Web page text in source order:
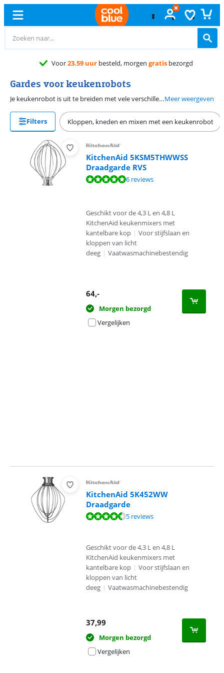
Voor23.59 uurbesteld, morgen gratisbezorgd
Gardes voor keukenrobots
Je keukenrobot is uit te breiden met vele verschillende accessoires. Eén van die keukenrobot accessoires is de garde, ook wel draadgarde genoemd. Je gebruikt de garde voor het maken van bijvoorbeeld meringue, botercrème of slagroom. Let bij de aanschaf van een garde wel op of hij geschikt is voor jouw model keukenrobot.Meer weergeven
Filters Kloppen, kneden en mixen met een keukenrobot
KitchenAid 5KSM5THWWSS
Draadgarde RVS
Beoordeling is 10 van de 10, gebaseerd op 6 reviews.
6 reviews
Geschikt voor de 4,3 L en 4,8 L
KitchenAid keukenmixers met
kantelbare kop | Voor stijfslaan en
kloppen van licht
deeg | Vaatwasmachinebestendig
64,-
Morgen bezorgd
Vergelijken
KitchenAid 5K452WW
Draadgarde
Beoordeling is 9,0 van de 10, gebaseerd op 5 reviews.
5 reviews
Geschikt voor de 4,3 L en 4,8 L
KitchenAid keukenmixers met
kantelbare kop | Voor stijfslaan en
kloppen van licht
deeg | Vaatwasmachinebestendig
37,99
Morgen bezorgd
Vergelijken